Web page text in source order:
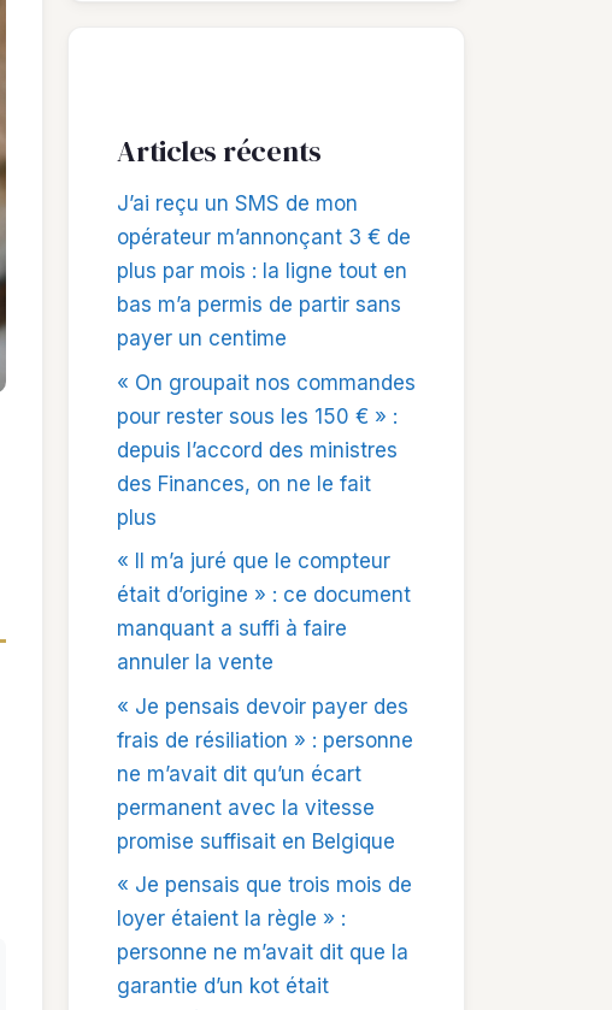
Articles récents
J’ai reçu un SMS de mon
opérateur m’annonçant 3 € de
plus par mois : la ligne tout en
bas m’a permis de partir sans
payer un centime
« On groupait nos commandes
pour rester sous les 150 € » :
depuis l’accord des ministres
des Finances, on ne le fait
plus
« Il m’a juré que le compteur
était d’origine » : ce document
manquant a suffi à faire
annuler la vente
« Je pensais devoir payer des
frais de résiliation » : personne
ne m’avait dit qu’un écart
permanent avec la vitesse
promise suffisait en Belgique
« Je pensais que trois mois de
loyer étaient la règle » :
personne ne m’avait dit que la
garantie d’un kot était